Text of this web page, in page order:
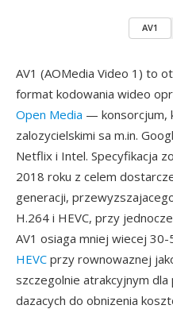
AV1
AV1 (AOMedia Video 1) to
format kodowania wideo
Open Media — konsorcjum,
zalozycielskimi sa m.in.
Netflix i Intel. Specyfikacja
2018 roku z celem
generacji,
H.264 i HEVC, przy
AV1 osiaga mniej wiecej
HEVC przy rownowaznej
szczegolnie atrakcyjnym
dazacych do obnizenia